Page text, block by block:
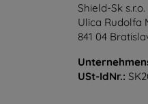
Shield-Sk s.r.o.
Ulica Rudolfa
841 04
USt-IdNr.: